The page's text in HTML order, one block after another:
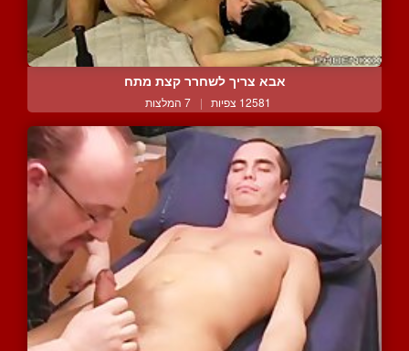
אבא צריך לשחרר קצת מתח
12581 צפיות | 7 המלצות